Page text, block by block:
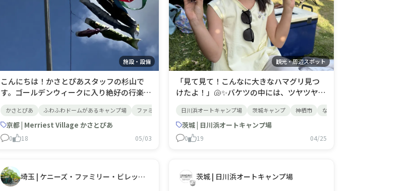
キャンプ初心者 釣りキャンプ 日帰りBBQ バーベキュー場 子連れキャンプ オートキャンプ場
施設・設備
こんにちは！かさとぴあスタッフの杉山で
す。ゴールデンウィークに入り絶好の行楽シ
あるこどもの日も近づいています。かさとぴ
あでは、こどもの日を祝って鯉のぼり🎏を
揚げており、5月の青空を元気に泳ぐ鯉を五
かさとぴあ ふわふわドームがあるキャンプ場 ファミリーキャンプ グループキャンプ 関西キャンプ場 京都キャンプ場
京都 | Merriest Village かさとぴあ
0 18 05/03
観光・周辺スポット
「見て見て！こんなに大きなハマグリ見つ
けたよ！」🐚✨バケツの中には、ツヤツヤと
よりも大きな獲物を手にして、ちょっぴり誇
らしげなピースサインを見せてくれました
😊 波の音を聞きながら夢中になって砂を掘
日川浜オートキャンプ場 茨城キャンプ 神栖市 なっぷ
茨城 | 日川浜オートキャンプ場
0 19 04/25
埼玉 | ケニーズ・ファミリー・ビレッジ／オートキャンプ場 茨城 | 日川浜オートキャンプ場